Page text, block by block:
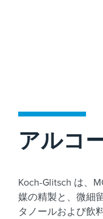
アルコ
Koch-Glitsch は、
媒の精製と、微細
タノールおよび飲